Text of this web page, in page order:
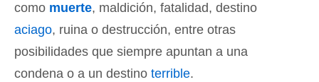
como muerte, maldición, fatalidad, destino
aciago, ruina o destrucción, entre otras
posibilidades que siempre apuntan a una
condena o a un destino terrible.